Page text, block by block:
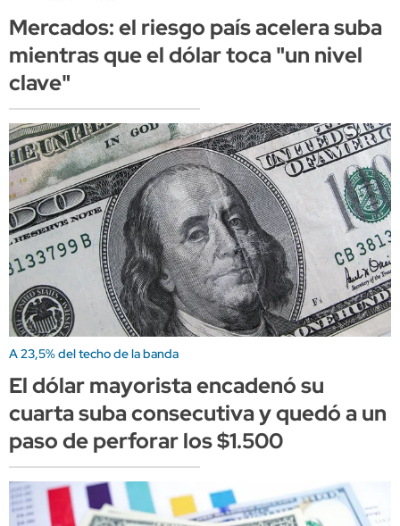
Mercados: el riesgo país acelera suba
mientras que el dólar toca "un nivel
clave"
A 23,5% del techo de la banda
El dólar mayorista encadenó su
cuarta suba consecutiva y quedó a un
paso de perforar los $1.500